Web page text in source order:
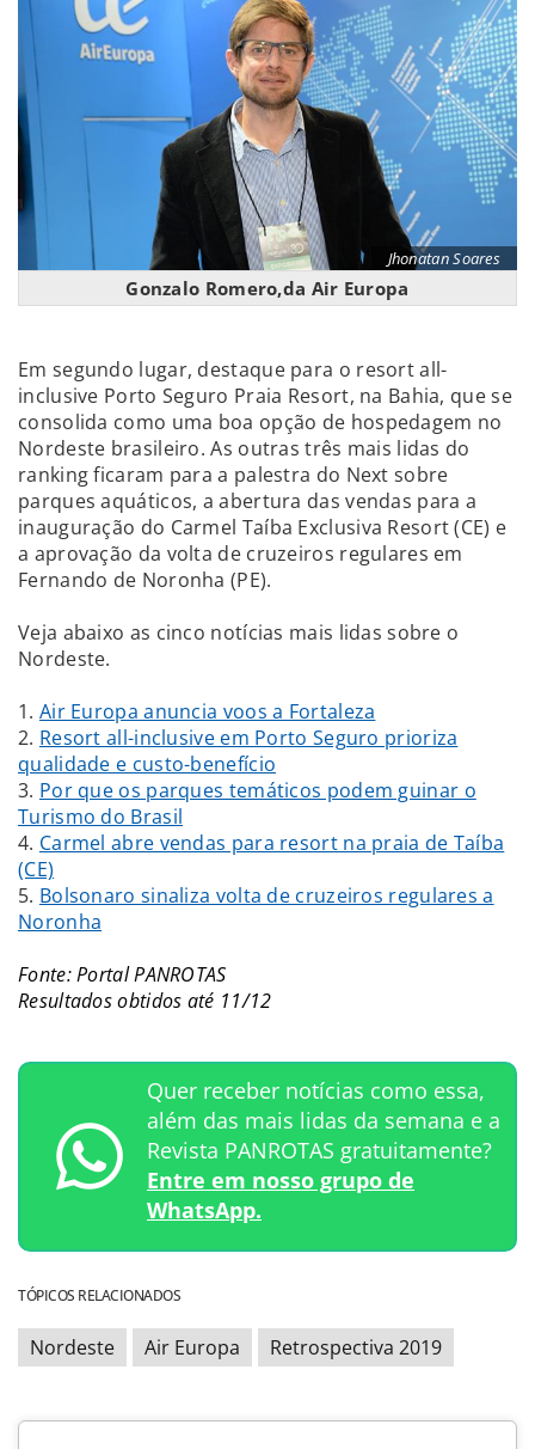
Jhonatan Soares
Gonzalo Romero,da Air Europa
Em segundo lugar, destaque para o resort all-
inclusive Porto Seguro Praia Resort, na Bahia, que se
consolida como uma boa opção de hospedagem no
Nordeste brasileiro. As outras três mais lidas do
ranking ficaram para a palestra do Next sobre
parques aquáticos, a abertura das vendas para a
inauguração do Carmel Taíba Exclusiva Resort (CE) e
a aprovação da volta de cruzeiros regulares em
Fernando de Noronha (PE).
Veja abaixo as cinco notícias mais lidas sobre o
Nordeste.
1. Air Europa anuncia voos a Fortaleza
2. Resort all-inclusive em Porto Seguro prioriza
qualidade e custo-benefício
3. Por que os parques temáticos podem guinar o
Turismo do Brasil
4. Carmel abre vendas para resort na praia de Taíba
(CE)
5. Bolsonaro sinaliza volta de cruzeiros regulares a
Noronha
Fonte: Portal PANROTAS
Resultados obtidos até 11/12
Quer receber notícias como essa,
além das mais lidas da semana e a
Revista PANROTAS gratuitamente?
Entre em nosso grupo de
WhatsApp.
TÓPICOS RELACIONADOS
Nordeste Air Europa Retrospectiva 2019